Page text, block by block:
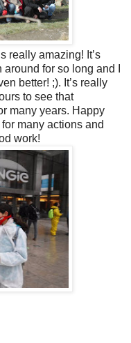
really amazing! It’s
for so long and I
better! ;). It’s really
to see that
many years. Happy
many actions and
work!